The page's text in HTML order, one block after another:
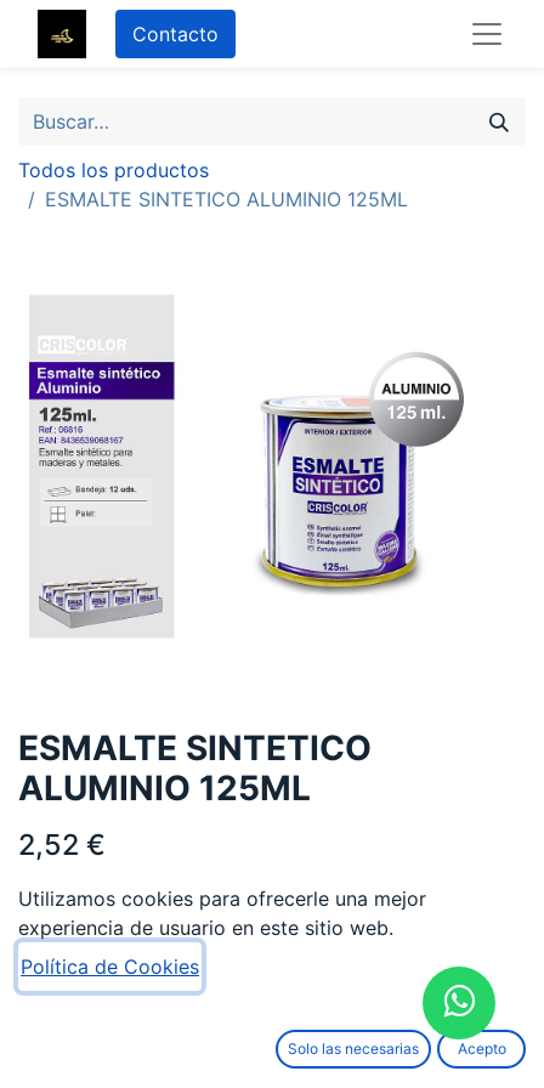
Contacto
Todos los productos
ESMALTE SINTETICO ALUMINIO 125ML
ESMALTE SINTETICO
ALUMINIO 125ML
2,52 €
AÑADIR AL CARRITO
Utilizamos cookies para ofrecerle una mejor
experiencia de usuario en este sitio web.
Política de Cookies
Solo las necesarias Acepto